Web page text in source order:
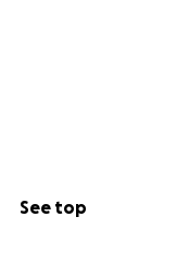
See top